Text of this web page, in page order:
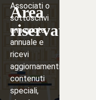
Area
riservata
Associati o
sottoscrivi
una quota
annuale e
ricevi
aggiornamenti,
contenuti
speciali,